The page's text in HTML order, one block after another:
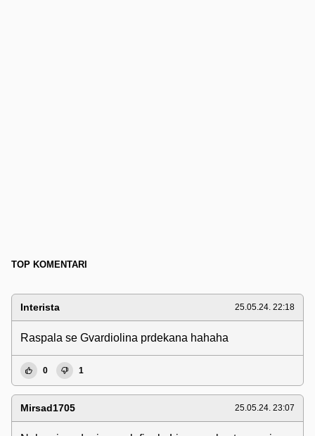
TOP KOMENTARI
Interista 25.05.24. 22:18
Raspala se Gvardiolina prdekana hahaha
0 1
Mirsad1705 25.05.24. 23:07